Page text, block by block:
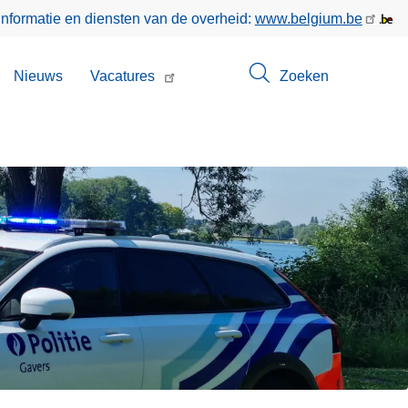
en diensten van de overheid: www.belgium.be
Nieuws Vacatures Zoeken